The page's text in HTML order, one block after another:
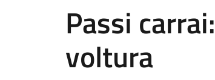
Passi
voltura